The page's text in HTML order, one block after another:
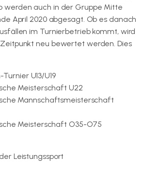
werden auch in der Gruppe Mitte
April 2020 abgesagt. Ob es danach
im Turnierbetrieb kommt, wird
neu bewertet werden. Dies
U13/U19
Meisterschaft U22
Mannschaftsmeisterschaft
Meisterschaft O35-O75
Leistungssport